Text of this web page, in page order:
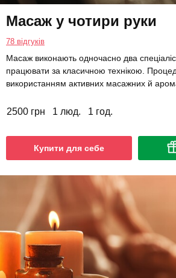
Масаж у чотири руки
78 відгуків
Масаж виконають одночасно два
працювати за класичною технікою.
використанням активних масажних й
2500 грн 1 люд. 1 год.
Купити для себе